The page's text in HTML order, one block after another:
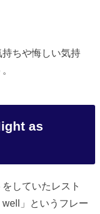
ちや悔しい気持
as
していたレスト
」というフレー